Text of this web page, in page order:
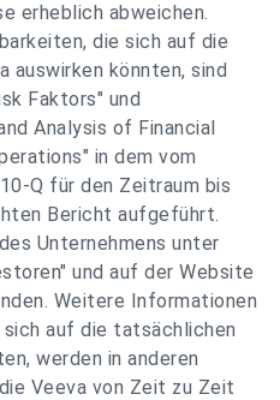
erheblich abweichen.
die sich auf die
auswirken könnten, sind
Faktors" und
Analysis of Financial
in dem vom
Q für den Zeitraum bis
Bericht aufgeführt.
Unternehmens unter
und auf der Website
Weitere Informationen
auf die tatsächlichen
werden in anderen
Veeva von Zeit zu Zeit